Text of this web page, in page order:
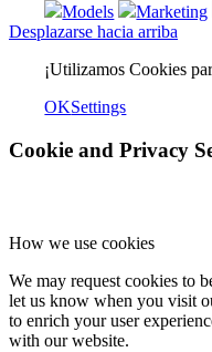
Models Marketing
Desplazarse hacia arriba
¡Utilizamos Cookies
OKSettings
Cookie and Privacy
How we use cookies
We may request cookies to
let us know when you visit
to enrich your user
with our website.